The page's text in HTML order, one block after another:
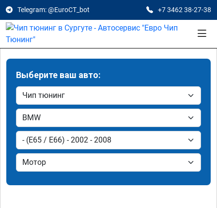
Telegram: @EuroCT_bot +7 3462 38-27-38
Выберите ваш авто: